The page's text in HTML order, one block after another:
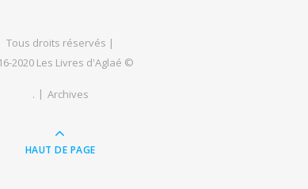
Tous droits réservés |
2020 Les Livres d'Aglaé ©
. Archives
HAUT DE PAGE